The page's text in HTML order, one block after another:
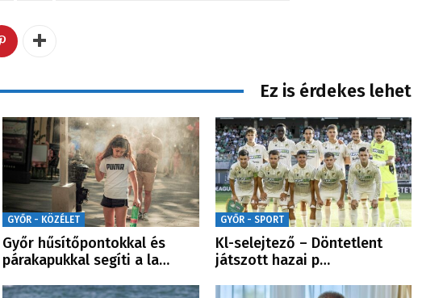
Ez is érdekes lehet
GYŐR - KÖZÉLET
Győr hűsítőpontokkal és
párakapukkal segíti a la…
GYŐR - SPORT
Kl-selejtező – Döntetlent
játszott hazai p…